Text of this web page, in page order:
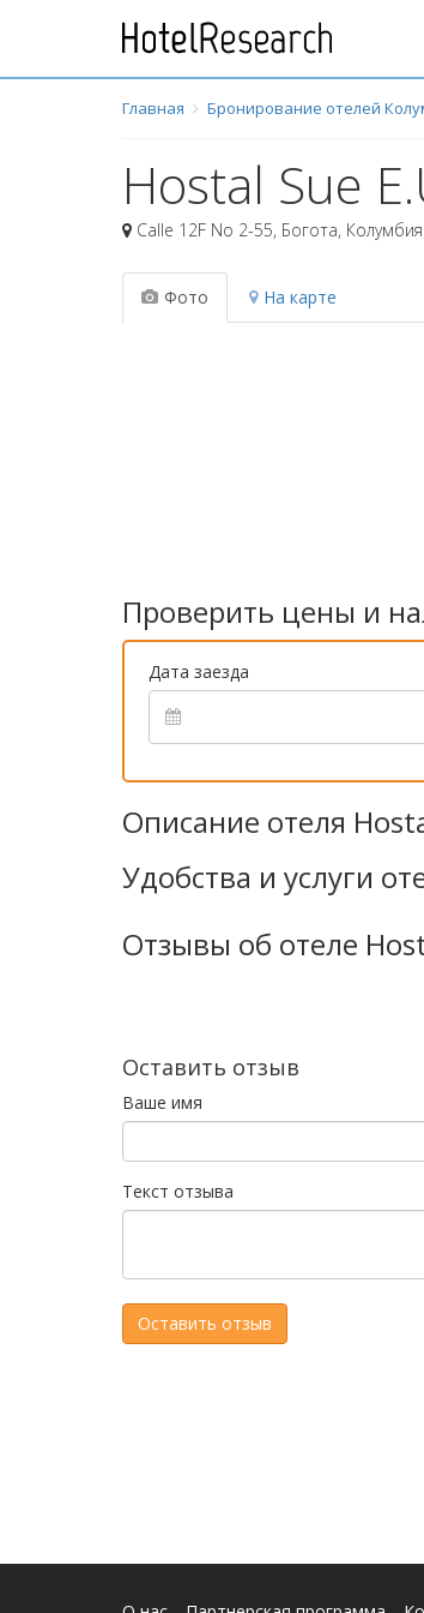
Главная Бронирование отелей
Hostal Sue
Calle 12F No 2-55, Богота, Колумбия
Фото На карте
Проверить цены и
Дата заезда
Описание отеля
Удобства и услуги
Отзывы об отеле
Оставить отзыв
Ваше имя
Текст отзыва